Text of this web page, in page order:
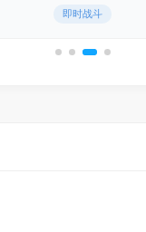
即时战斗